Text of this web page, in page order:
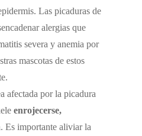
Las picaduras de
alergias que
severa y anemia por
mascotas de estos
afectada por la picadura
enrojecerse,
. Es importante aliviar la